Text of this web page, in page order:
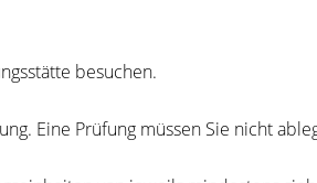
besuchen.
Eine Prüfung müssen Sie nicht